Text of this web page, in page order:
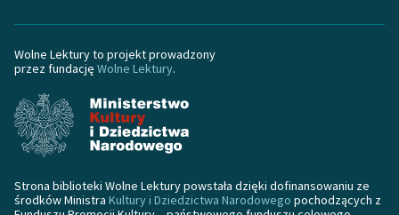
Wolne Lektury to projekt prowadzony
przez fundację Wolne Lektury.
Strona biblioteki Wolne Lektury powstała dzięki dofinansowaniu ze
środków Ministra Kultury i Dziedzictwa Narodowego pochodzących z